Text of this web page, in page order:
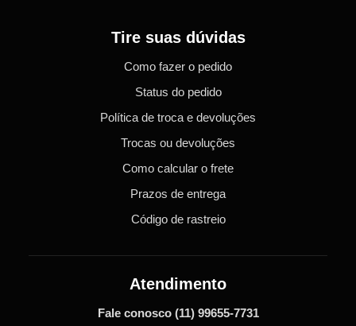
Tire suas dúvidas
Como fazer o pedido
Status do pedido
Política de troca e devoluções
Trocas ou devoluções
Como calcular o frete
Prazos de entrega
Código de rastreio
Atendimento
Fale conosco (11) 99655-7731